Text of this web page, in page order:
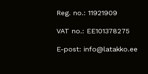
Reg. no.: 11921909
VAT no.: EE101378275
E-post: info@latakko.ee